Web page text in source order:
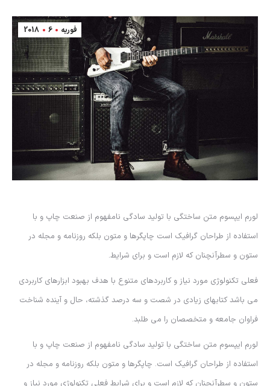
فوریه 6
2018
لورم ایپسوم متن ساختگی با تولید سادگی نامفهوم از صنعت چاپ و با
استفاده از طراحان گرافیک است چاپگرها و متون بلکه روزنامه و مجله در
ستون و سطرآنچنان که لازم است و برای شرایط.
فعلی تکنولوژی مورد نیاز و کاربردهای متنوع با هدف بهبود ابزارهای کاربردی
می باشد کتابهای زیادی در شصت و سه درصد گذشته، حال و آینده شناخت
فراوان جامعه و متخصصان را می طلبد.
لورم ایپسوم متن ساختگی با تولید سادگی نامفهوم از صنعت چاپ و با
استفاده از طراحان گرافیک است. چاپگرها و متون بلکه روزنامه و مجله در
ستون و سطرآنچنان که لازم است و برای شرایط فعلی تکنولوژی مورد نیاز و